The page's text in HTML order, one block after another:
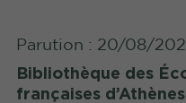
Parution : 20/08/
Bibliothèque des
françaises